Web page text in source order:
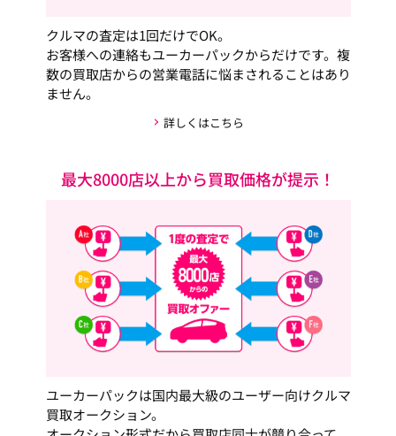
クルマの査定は1回だけでOK。
お客様への連絡もユーカーパックからだけです。複
数の買取店からの営業電話に悩まされることはあり
ません。
詳しくはこちら
最大8000店以上から買取価格が提示！
ユーカーパックは国内最大級のユーザー向けクルマ
買取オークション。